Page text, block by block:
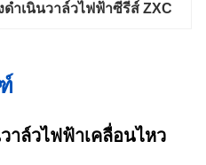
ดําเนินวาล์วไฟฟ้าซีรีส์ ZXC
าล์วไฟฟ้าเคลื่อนไหว